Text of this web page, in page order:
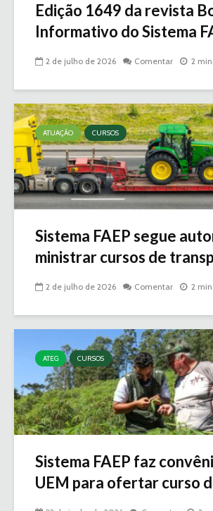
Edição 1649 da revista
Informativo do Sistema
2 de julho de 2026 Comentar 2
ATUAÇÃO CURSOS
Sistema FAEP segue
ministrar cursos de
2 de julho de 2026 Comentar 2
ATEG CURSOS
Sistema FAEP faz
UEM para ofertar curso